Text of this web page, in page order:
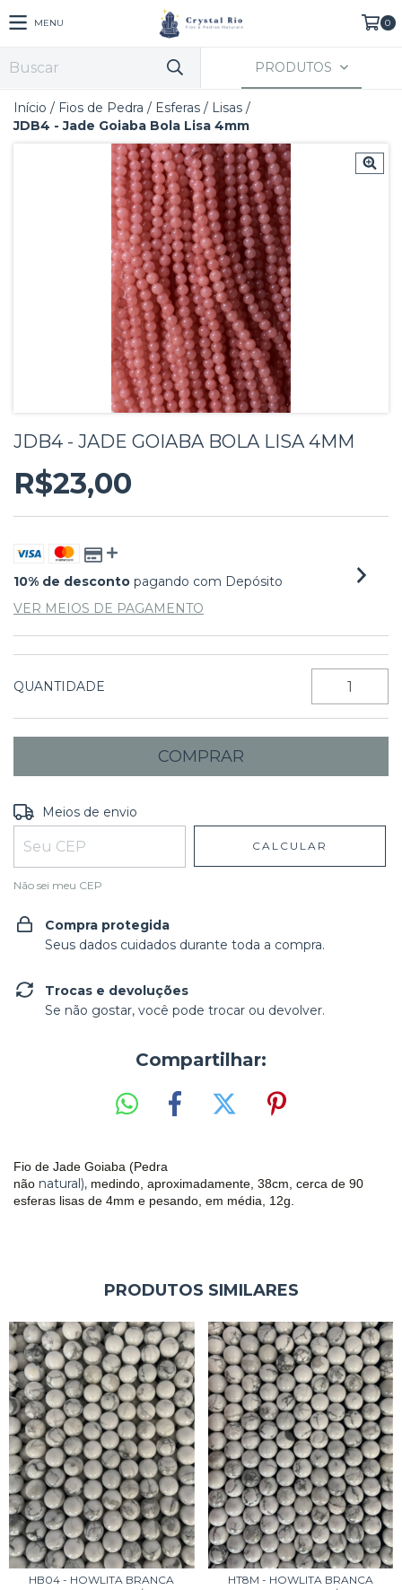
MENU 0
PRODUTOS
Início / Fios de Pedra / Esferas / Lisas /
JDB4 - Jade Goiaba Bola Lisa 4mm
JDB4 - JADE GOIABA BOLA LISA 4MM
R$23,00
10% de desconto pagando com Depósito
VER MEIOS DE PAGAMENTO
QUANTIDADE
Entregas para o CEP:
Meios de envio
CALCULAR
Não sei meu CEP
Compra protegida
Seus dados cuidados durante toda a compra.
Trocas e devoluções
Se não gostar, você pode trocar ou devolver.
Compartilhar:
Fio de Jade Goiaba (Pedra
não natural), medindo, aproximadamente, 38cm, cerca de 90
esferas lisas de 4mm e pesando, em média, 12g.
PRODUTOS SIMILARES
HB04 - HOWLITA BRANCA
HT8M - HOWLITA BRANCA